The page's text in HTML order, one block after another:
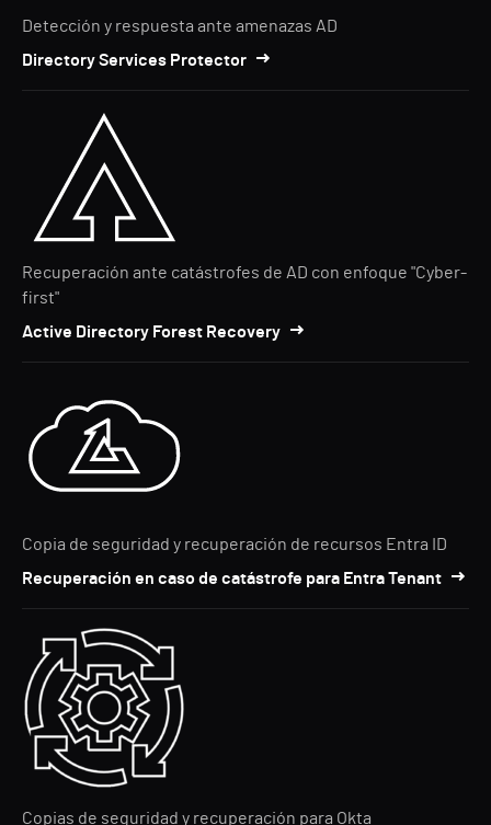
Detección y respuesta ante amenazas AD
Directory Services Protector
Recuperación ante catástrofes de AD con enfoque "Cyber-
first"
Active Directory Forest Recovery
Copia de seguridad y recuperación de recursos Entra ID
Recuperación en caso de catástrofe para Entra Tenant
Copias de seguridad y recuperación para Okta